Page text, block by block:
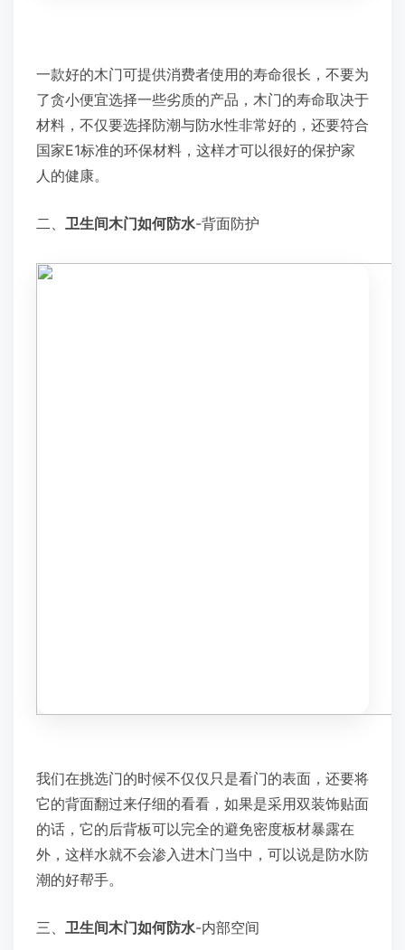
一款好的木门可提供消费者使用的寿命很长，不要为
了贪小便宜选择一些劣质的产品，木门的寿命取决于
材料，不仅要选择防潮与防水性非常好的，还要符合
国家E1标准的环保材料，这样才可以很好的保护家
人的健康。
二、 卫生间木门如何防水-背面防护
我们在挑选门的时候不仅仅只是看门的表面，还要将
它的背面翻过来仔细的看看，如果是采用双装饰贴面
的话，它的后背板可以完全的避免密度板材暴露在
外，这样水就不会渗入进木门当中，可以说是防水防
潮的好帮手。
三、 卫生间木门如何防水-内部空间